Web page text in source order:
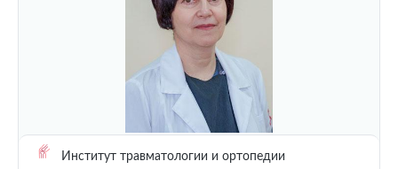
Институт травматологии и ортопедии